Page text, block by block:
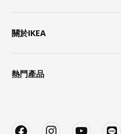
關於IKEA
熱門產品